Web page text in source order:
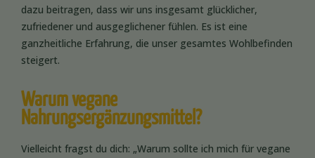
dazu beitragen, dass wir uns insgesamt glücklicher,
zufriedener und ausgeglichener fühlen. Es ist eine
ganzheitliche Erfahrung, die unser gesamtes Wohlbefinden
steigert.
Warum vegane
Nahrungsergänzungsmittel?
Vielleicht fragst du dich: „Warum sollte ich mich für vegane